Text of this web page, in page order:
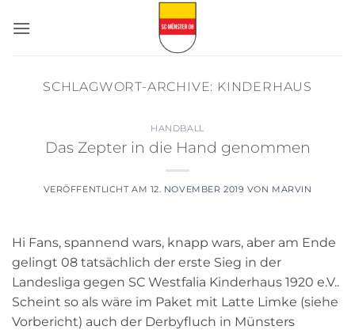
Inhalt
SCHLAGWORT-ARCHIVE: KINDERHAUS
HANDBALL
Das Zepter in die Hand genommen
VERÖFFENTLICHT AM 12. NOVEMBER 2019 VON MARVIN
Hi Fans, spannend wars, knapp wars, aber am Ende
gelingt 08 tatsächlich der erste Sieg in der
Landesliga gegen SC Westfalia Kinderhaus 1920 e.V..
Scheint so als wäre im Paket mit Latte Limke (siehe
Vorbericht) auch der Derbyfluch in Münsters